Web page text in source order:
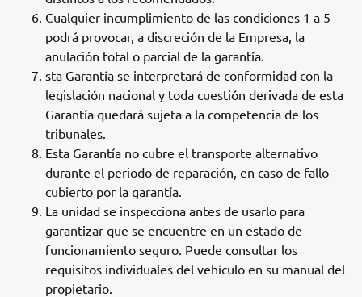
Cualquier incumplimiento de las condiciones 1 a 5
podrá provocar, a discreción de la Empresa, la
anulación total o parcial de la garantía.
sta Garantía se interpretará de conformidad con la
legislación nacional y toda cuestión derivada de esta
Garantía quedará sujeta a la competencia de los
tribunales.
Esta Garantía no cubre el transporte alternativo
durante el periodo de reparación, en caso de fallo
cubierto por la garantía.
La unidad se inspecciona antes de usarlo para
garantizar que se encuentre en un estado de
funcionamiento seguro. Puede consultar los
requisitos individuales del vehículo en su manual del
propietario.